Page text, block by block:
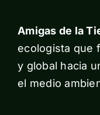
Amigas de la
ecologista que
y global hacia
el medio